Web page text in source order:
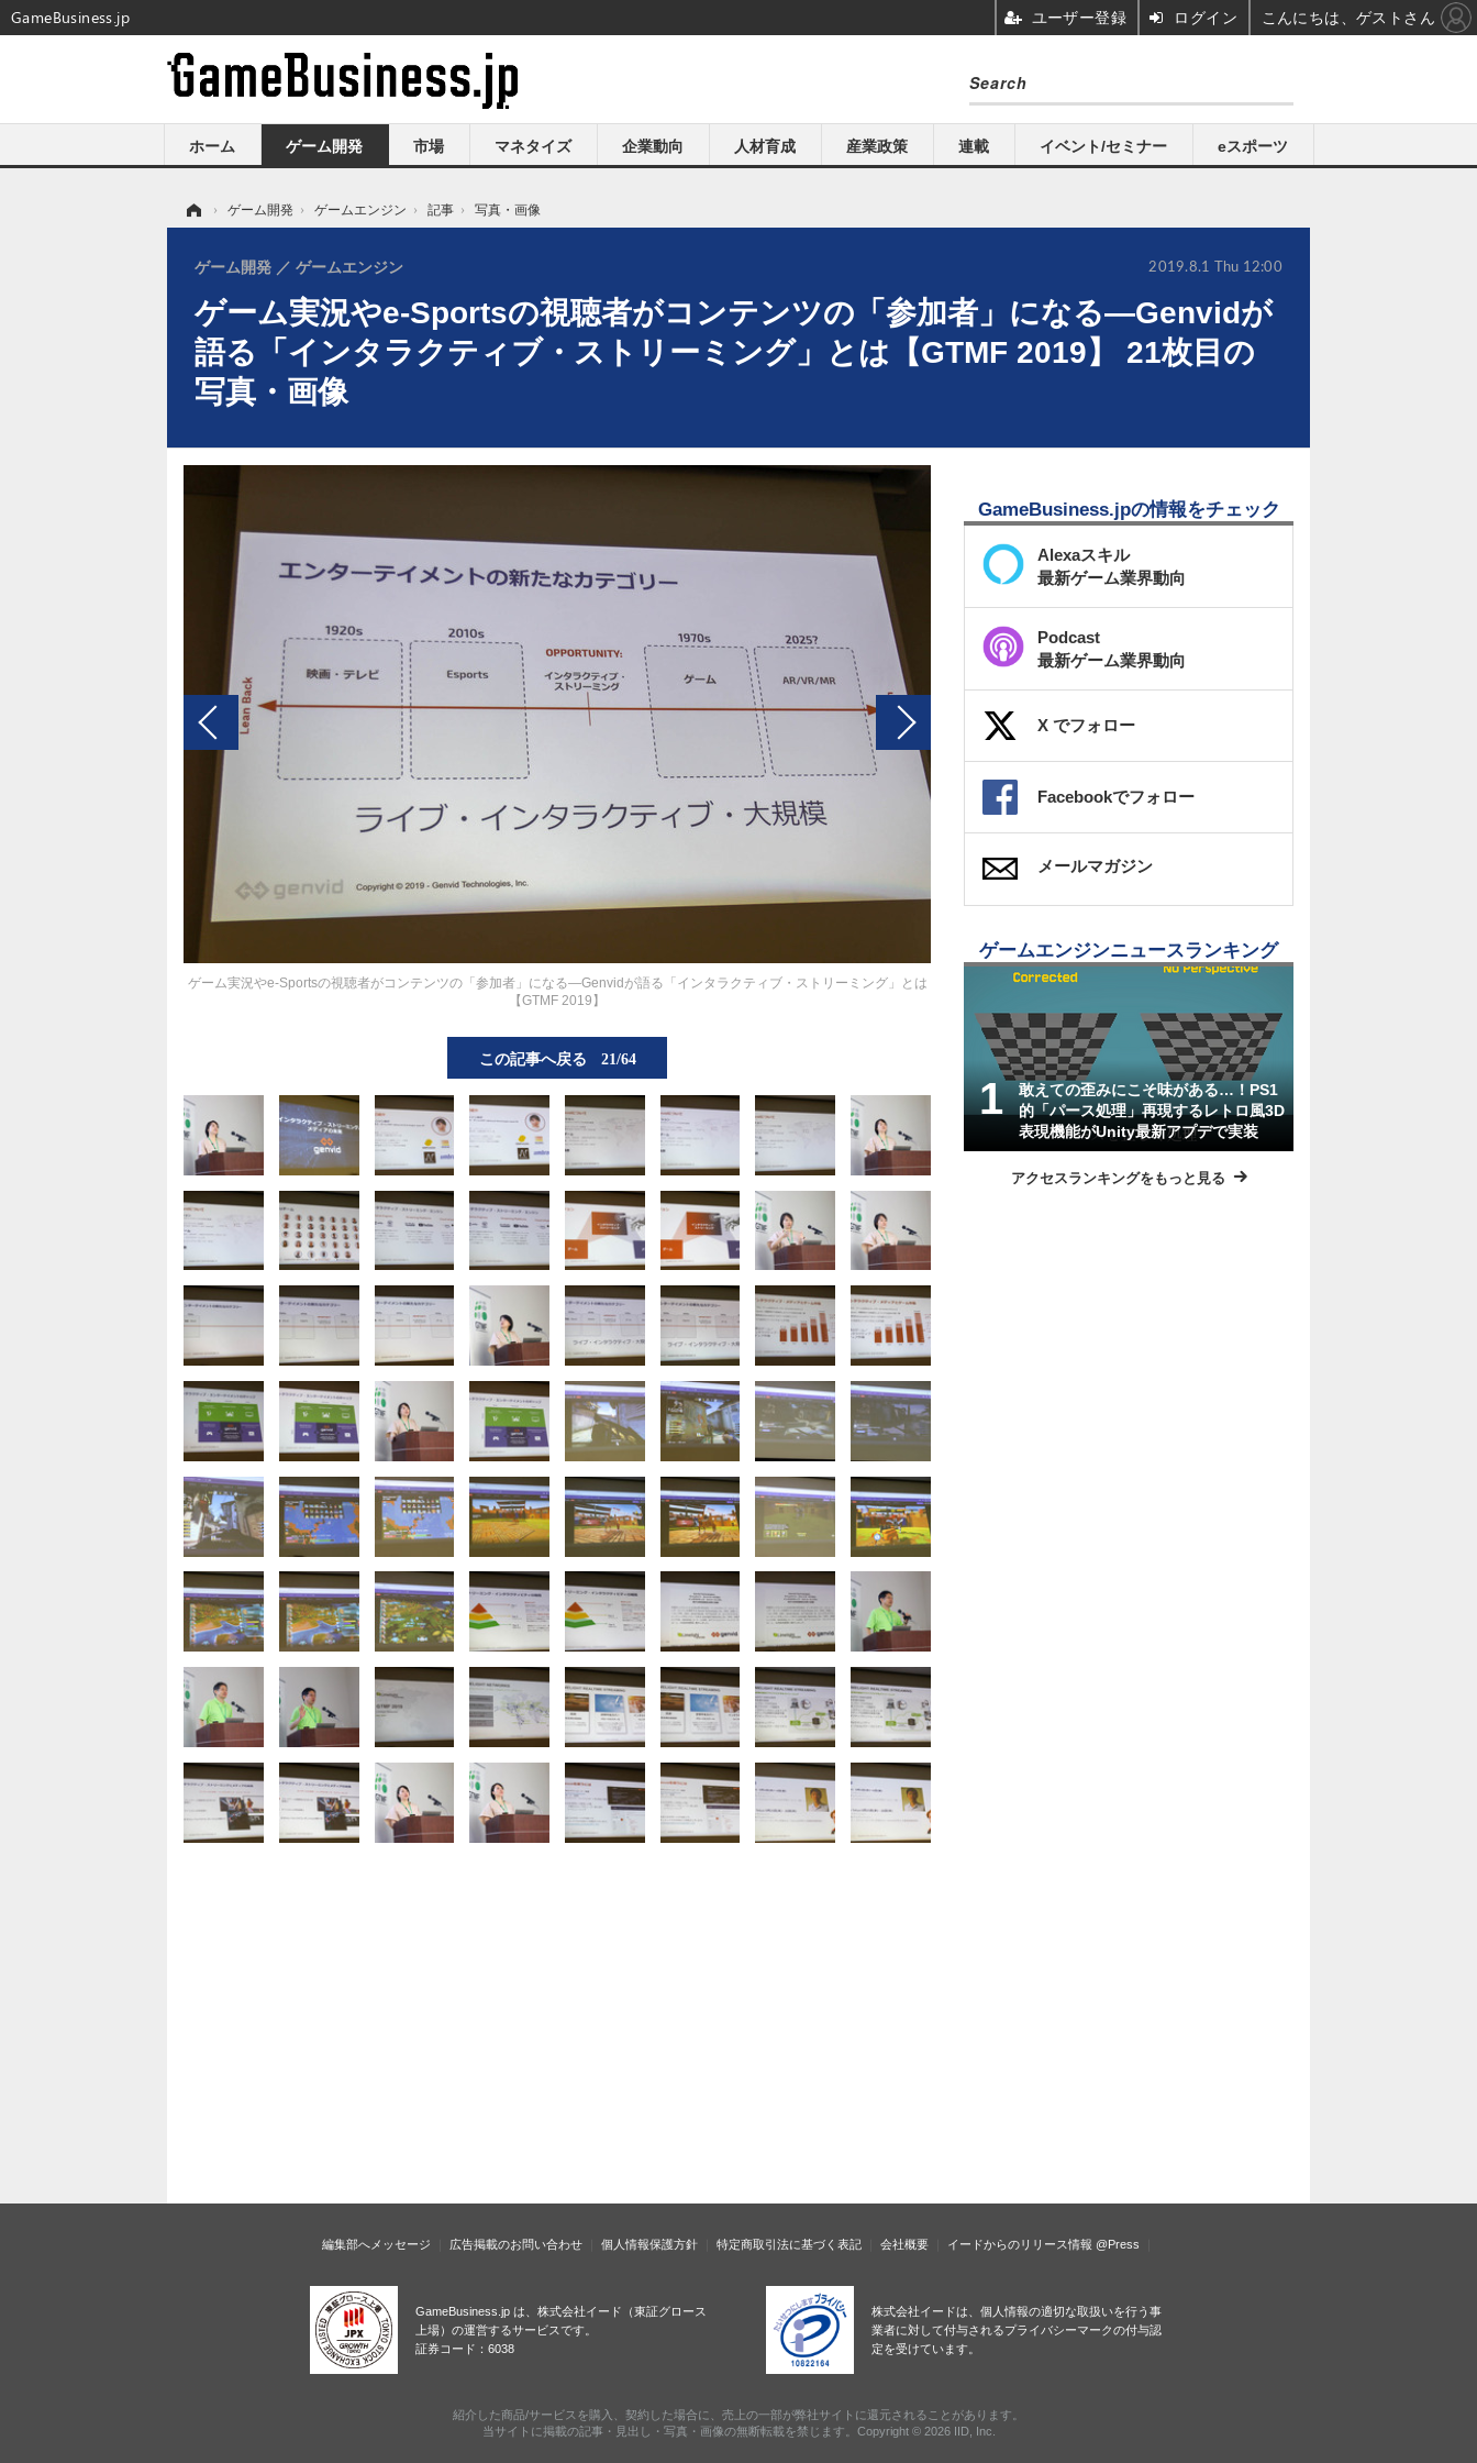
ホーム ゲーム開発 市場 マネタイズ 企業動向 人材育成 産業政策 連載 イベント/セミナー eスポーツ
› ゲーム開発 › ゲームエンジン › 記事 › 写真・画像
ゲーム実況やe-Sportsの視聴者がコンテンツの「参加者」になる―Genvidが
語る「インタラクティブ・ストリーミング」とは【GTMF 2019】 21枚目の
写真・画像
ゲーム開発 ゲームエンジン 2019.8.1 Thu 12:00
ゲーム実況やe-Sportsの視聴者がコンテンツの「参加者」になる―Genvidが語る「インタラクティブ・ストリーミング」とは
【GTMF 2019】
この記事へ戻る 21/64
GameBusiness.jpの情報をチェック
Alexaスキル
最新ゲーム業界動向
Podcast
最新ゲーム業界動向
X でフォロー
Facebookでフォロー
メールマガジン
ゲームエンジンニュースランキング
敢えての歪みにこそ味がある…！PS1
的「パース処理」再現するレトロ風3D
表現機能がUnity最新アプデで実装
アクセスランキングをもっと見る
編集部へメッセージ 広告掲載のお問い合わせ 個人情報保護方針 特定商取引法に基づく表記 会社概要 イードからのリリース情報 @Press
GameBusiness.jp は、株式会社イード（東証グロース
上場）の運営するサービスです。
証券コード：6038
株式会社イードは、個人情報の適切な取扱いを行う事
業者に対して付与されるプライバシーマークの付与認
定を受けています。
紹介した商品/サービスを購入、契約した場合に、売上の一部が弊社サイトに還元されることがあります。
当サイトに掲載の記事・見出し・写真・画像の無断転載を禁じます。Copyright © 2026 IID, Inc.
GameBusiness.jp ユーザー登録 ログイン こんにちは、ゲストさん